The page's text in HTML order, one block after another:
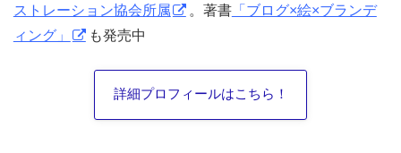
ストレーション協会所属
。著書「ブログ×絵×ブランデ
ィング」
も発売中
詳細プロフィールはこちら！